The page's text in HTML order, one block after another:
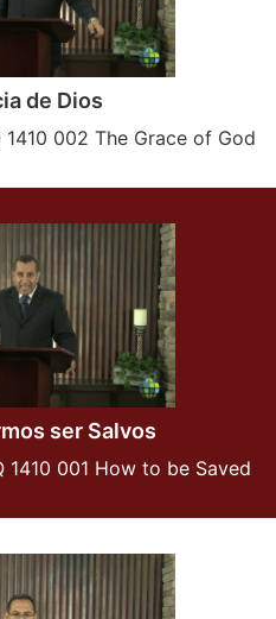
de Dios
1410 002 The Grace of God
ser Salvos
1410 001 How to be Saved